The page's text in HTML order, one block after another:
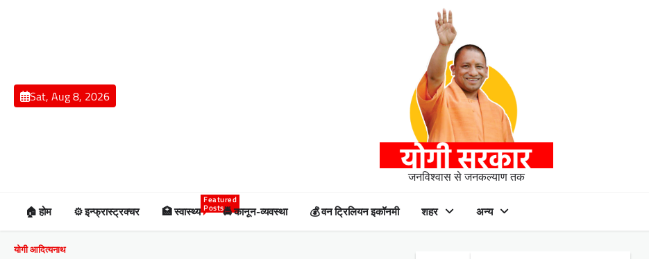
Sat, Aug 8, 2026
जनविश्वास से जनकल्याण तक
🏠 होम ⚙️ इन्फ्रास्ट्रक्चर 🏥 स्वास्थ्य
Featured
Posts🚔 कानून-व्यवस्था 💰 वन ट्रिलियन इकॉनमी शहर अन्य
योगी आदित्यनाथ